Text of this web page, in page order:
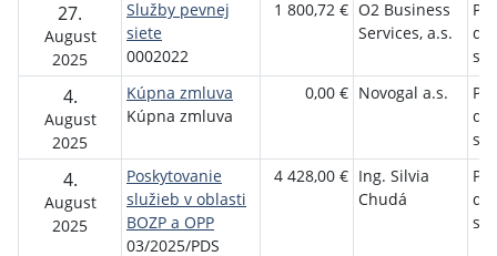
27.
August
2025
Služby pevnej
siete
0002022
1 800,72 € O2 Business
Services, a.s.
4.
August
2025
Kúpna zmluva
Kúpna zmluva
0,00 € Novogal a.s.
4.
August
2025
Poskytovanie
služieb v oblasti
BOZP a OPP
03/2025/PDS
4 428,00 € Ing. Silvia
Chudá